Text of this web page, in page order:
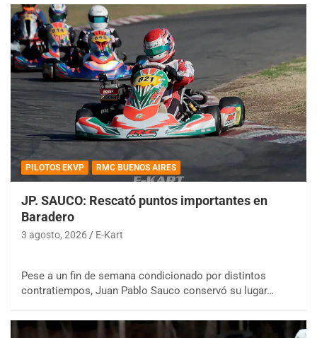
PILOTOS EKVP RMC BUENOS AIRES
JP. SAUCO: Rescató puntos importantes en
Baradero
3 agosto, 2026 E-Kart
Pese a un fin de semana condicionado por distintos
contratiempos, Juan Pablo Sauco conservó su lugar…